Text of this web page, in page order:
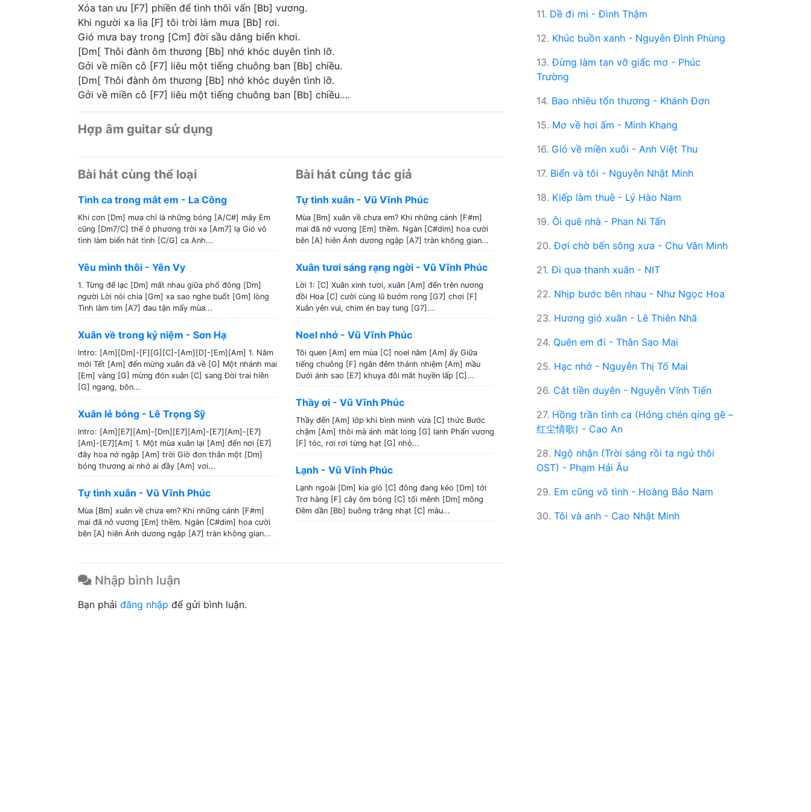
Xóa tan ưu [F7] phiền để tình thôi vấn [Bb] vương.
Khi người xa lìa [F] tôi trời làm mưa [Bb] rơi.
Gió mưa bay trong [Cm] đời sầu dâng biển khơi.
[Dm[ Thôi đành ôm thương [Bb] nhớ khóc duyên tình lỡ.
Gởi về miền cô [F7] liêu một tiếng chuông ban [Bb] chiều.
[Dm[ Thôi đành ôm thương [Bb] nhớ khóc duyên tình lỡ.
Gởi về miền cô [F7] liêu một tiếng chuông ban [Bb] chiều….
Hợp âm guitar sử dụng
Bài hát cùng thể loại
Tình ca trong mắt em - La Công
Khi cơn [Dm] mưa chỉ là những bóng [A/C#] mây Em
cũng [Dm7/C] thế ở phương trời xa [Am7] lạ Gió vô
tình làm biển hát tình [C/G] ca Anh...
Yêu mình thôi - Yên Vy
1. Từng để lạc [Dm] mất nhau giữa phố đông [Dm]
người Lời nói chia [Gm] xa sao nghe buốt [Gm] lòng
Tình làm tim [A7] đau tận mấy mùa...
Xuân về trong kỷ niệm - Sơn Hạ
Intro: [Am][Dm]-[F][G][C]-[Am][D]-[Em][Am] 1. Năm
mới Tết [Am] đến mừng xuân đã về [G] Một nhánh mai
[Em] vàng [G] mừng đón xuân [C] sang Đời trai hiên
[G] ngang, bôn...
Xuân lẻ bóng - Lê Trọng Sỹ
Intro: [Am][E7][Am]-[Dm][E7][Am]-[E7][Am]-[E7]
[Am]-[E7][Am] 1. Một mùa xuân lại [Am] đến nơi [E7]
đây hoa nở ngập [Am] trời Giờ đơn thân một [Dm]
bóng thương ai nhớ ai đầy [Am] vơi...
Tự tình xuân - Vũ Vĩnh Phúc
Mùa [Bm] xuân về chưa em? Khi những cánh [F#m]
mai đã nở vương [Em] thềm. Ngàn [C#dim] hoa cười
bên [A] hiên Ánh dương ngập [A7] tràn không gian...
Bài hát cùng tác giả
Tự tình xuân - Vũ Vĩnh Phúc
Mùa [Bm] xuân về chưa em? Khi những cánh [F#m]
mai đã nở vương [Em] thềm. Ngàn [C#dim] hoa cười
bên [A] hiên Ánh dương ngập [A7] tràn không gian...
Xuân tươi sáng rạng ngời - Vũ Vĩnh Phúc
Lời 1: [C] Xuân xinh tươi, xuân [Am] đến trên nương
đồi Hoa [C] cười cùng lũ bướm rong [G7] chơi [F]
Xuân yên vui, chim én bay tung [G7]...
Noel nhớ - Vũ Vĩnh Phúc
Tôi quen [Am] em mùa [C] noel năm [Am] ấy Giữa
tiếng chuông [F] ngân đêm thánh nhiệm [Am] mầu
Dưới ánh sao [E7] khuya đôi mắt huyền lấp [C]...
Thầy ơi - Vũ Vĩnh Phúc
Thầy đến [Am] lớp khi bình minh vừa [C] thức Bước
chậm [Am] thôi mà ánh mắt long [G] lanh Phấn vương
[F] tóc, rơi rơi từng hạt [G] nhỏ...
Lạnh - Vũ Vĩnh Phúc
Lạnh ngoài [Dm] kia gió [C] đông đang kéo [Dm] tới
Trơ hàng [F] cây ôm bóng [C] tối mênh [Dm] mông
Đêm dần [Bb] buông trăng nhạt [C] màu...
Nhập bình luận
Bạn phải đăng nhập để gửi bình luận.
11. Dề đi mi - Đình Thậm
12. Khúc buồn xanh - Nguyễn Đình Phùng
13.Đừng làm tan vỡ giấc mơ - Phúc
Trường
14. Bao nhiêu tổn thương - Khánh Đơn
15. Mơ về hơi ấm - Minh Khang
16. Gió về miền xuôi - Anh Việt Thu
17. Biển và tôi - Nguyễn Nhật Minh
18. Kiếp làm thuê - Lý Hào Nam
19. Ôi quê nhà - Phan Ni Tấn
20.Đợi chờ bến sông xưa - Chu Văn Minh
21.Đi qua thanh xuân - NIT
22. Nhịp bước bên nhau - Như Ngọc Hoa
23. Hương gió xuân - Lê Thiên Nhã
24. Quên em đi - Thân Sao Mai
25. Hạc nhớ - Nguyễn Thị Tố Mai
26. Cắt tiền duyên - Nguyễn Vĩnh Tiến
27. Hồng trần tình ca (Hóng chén qíng gē –
红尘情歌) - Cao An
28. Ngộ nhận (Trời sáng rồi ta ngủ thôi
OST) - Phạm Hải Âu
29. Em cũng vô tình - Hoàng Bảo Nam
30. Tôi và anh - Cao Nhật Minh